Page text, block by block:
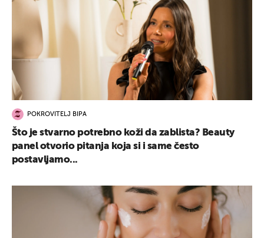
POKROVITELJ BIPA
Što je stvarno potrebno koži da zablista? Beauty
panel otvorio pitanja koja si i same često
postavljamo...